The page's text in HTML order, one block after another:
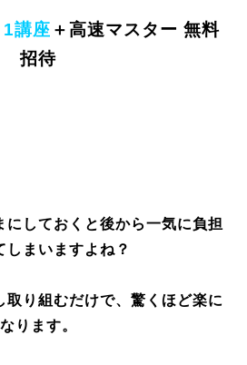
1講座 ＋高速マスター 無料
招待
にしておくと後から一気に負担
しまいますよね？
取り組むだけで、驚くほど楽に
なります。